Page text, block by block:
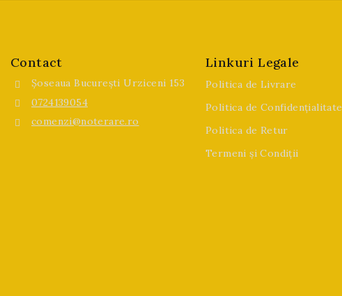
Contact
Șoseaua București Urziceni 153
0724139054
comenzi@noterare.ro
Linkuri Legale
Politica de Livrare
Politica de Confidențialitate
Politica de Retur
Termeni și Condiții